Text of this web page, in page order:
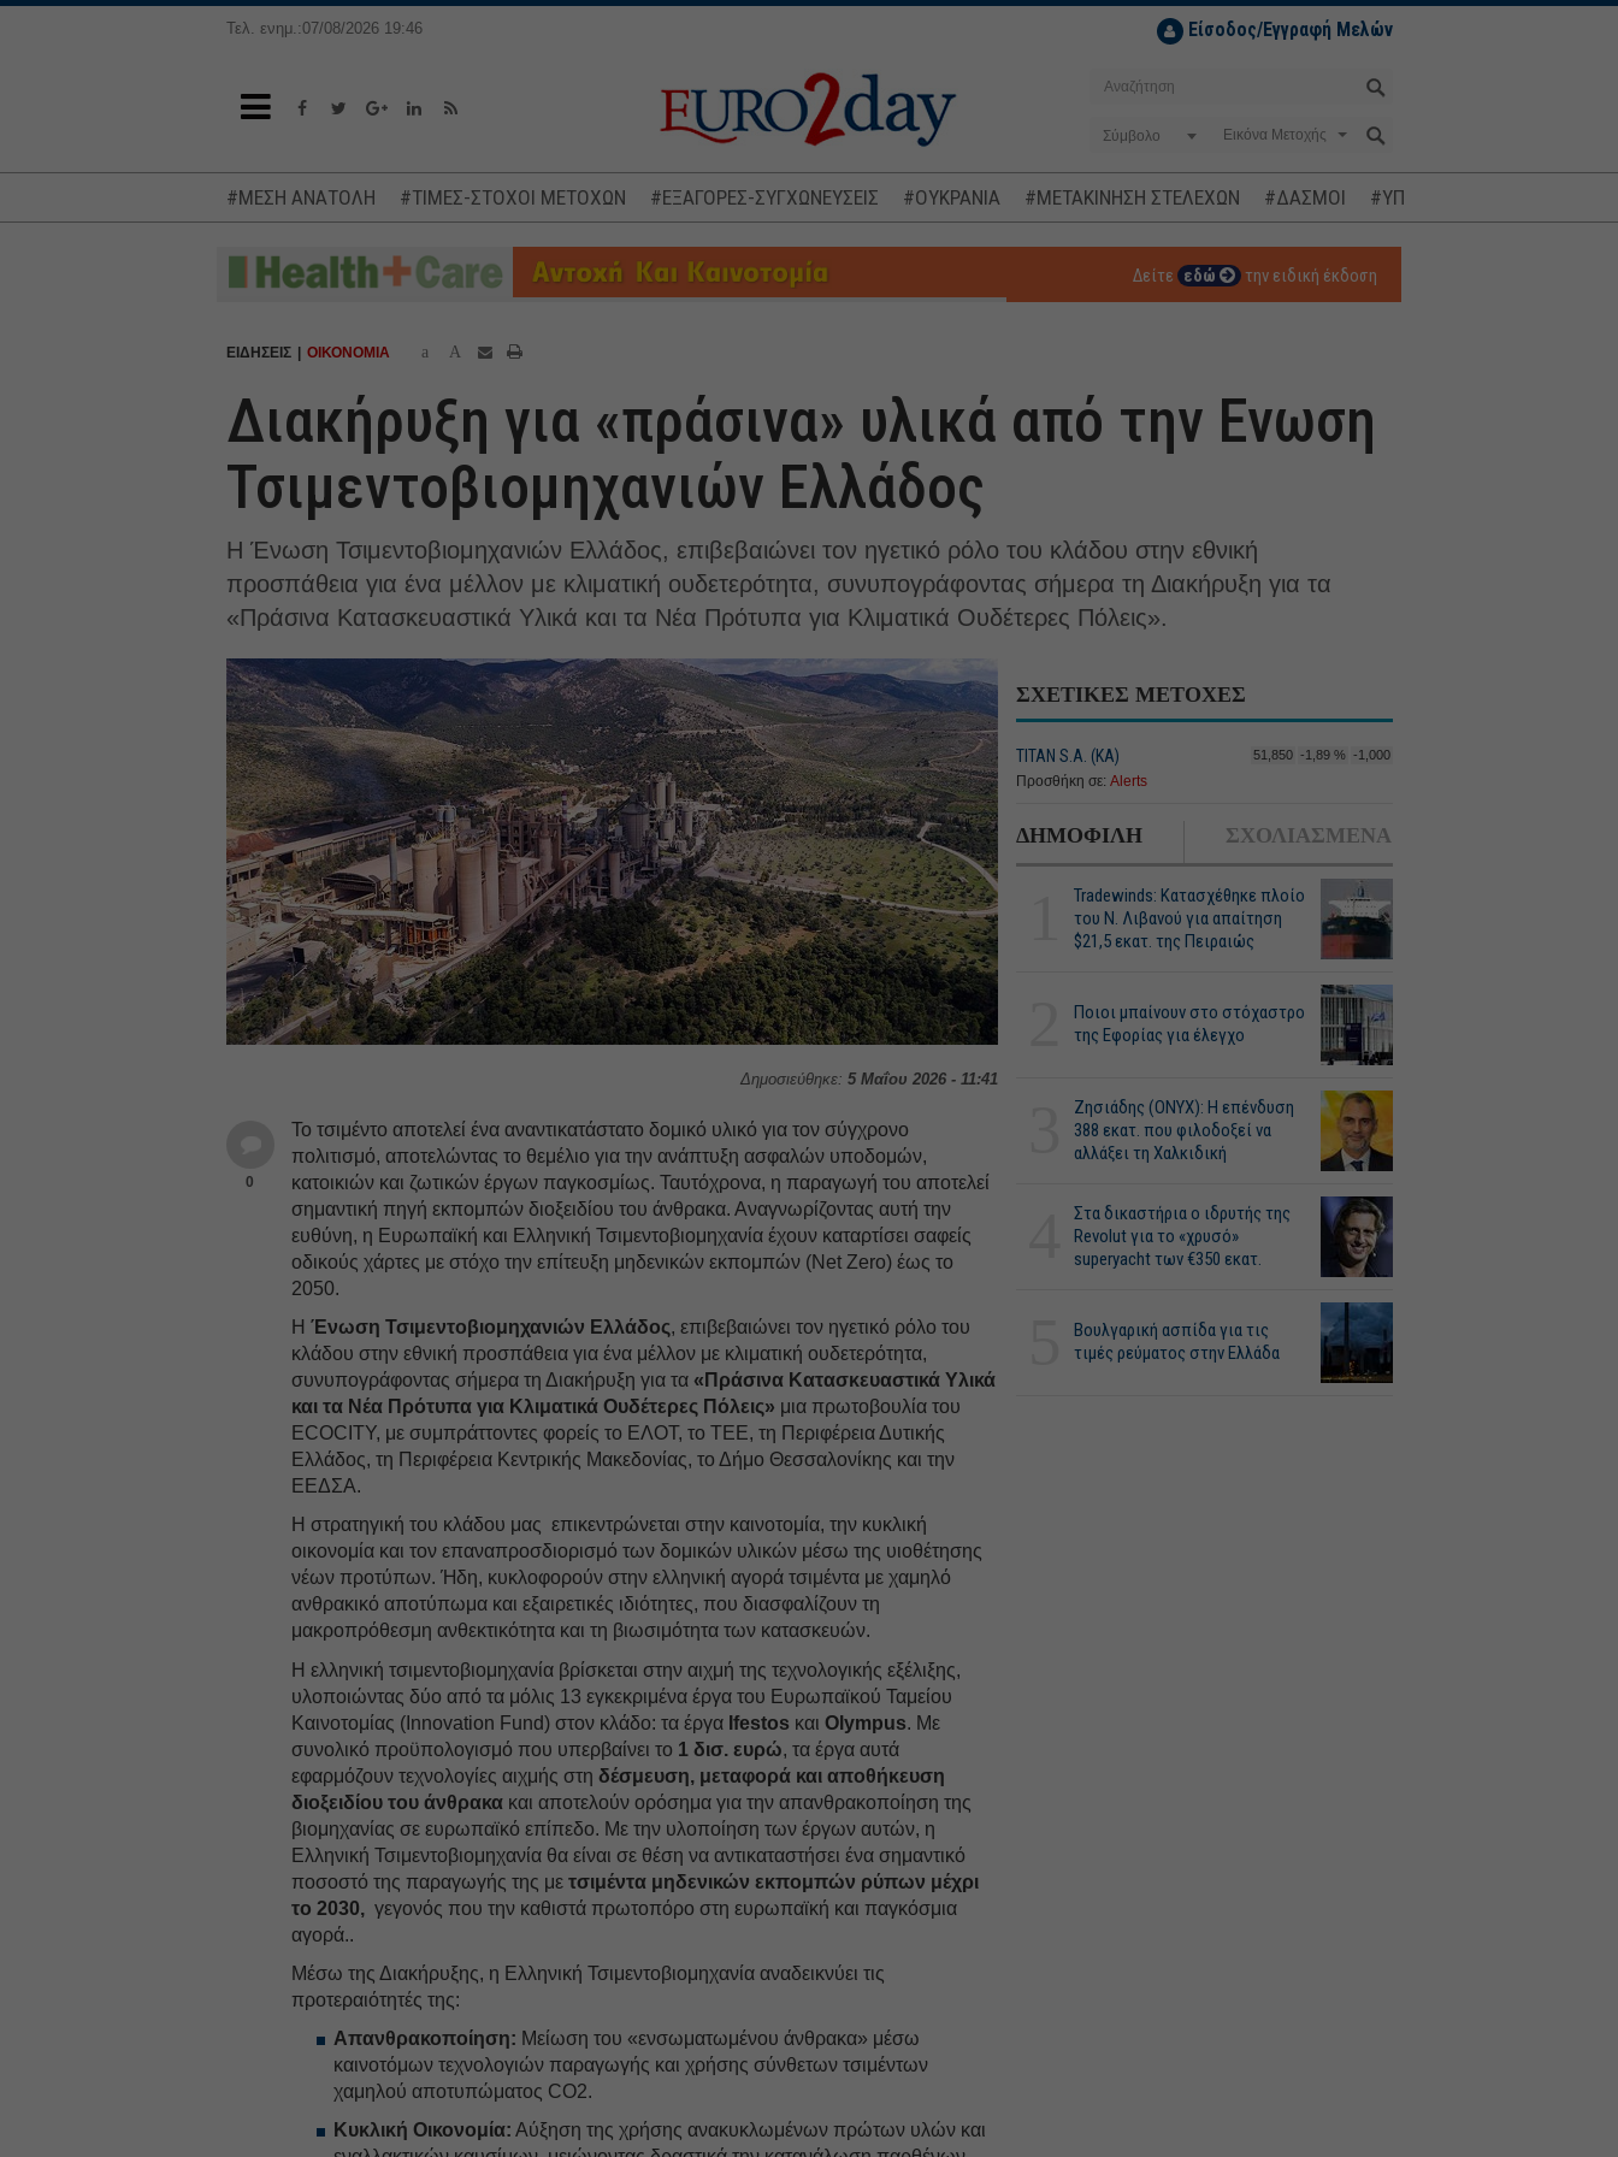
Τελ. ενημ.:07/08/2026 19:46 Είσοδος/Εγγραφή Μελών
Σύμβολο
#ΜΕΣΗ ΑΝΑΤΟΛΗ #ΤΙΜΕΣ-ΣΤΟΧΟΙ ΜΕΤΟΧΩΝ #ΕΞΑΓΟΡΕΣ-ΣΥΓΧΩΝΕΥΣΕΙΣ #ΟΥΚΡΑΝΙΑ #ΜΕΤΑΚΙΝΗΣΗ ΣΤΕΛΕΧΩΝ #ΔΑΣΜΟΙ #ΥΠΟΚΛΟΠΕΣ
Δείτε εδώ την ειδική έκδοση
ΕΙΔΗΣΕΙΣ ΟΙΚΟΝΟΜΙΑ a A
Διακήρυξη για «πράσινα» υλικά από την Ενωση
Τσιμεντοβιομηχανιών Ελλάδος
Η Ένωση Τσιμεντοβιομηχανιών Ελλάδος, επιβεβαιώνει τον ηγετικό ρόλο του κλάδου στην εθνική
προσπάθεια για ένα μέλλον με κλιματική ουδετερότητα, συνυπογράφοντας σήμερα τη Διακήρυξη για τα
«Πράσινα Κατασκευαστικά Υλικά και τα Νέα Πρότυπα για Κλιματικά Ουδέτερες Πόλεις».
Δημοσιεύθηκε: 5 Μαΐου 2026 - 11:41
0
Το τσιμέντο αποτελεί ένα αναντικατάστατο δομικό υλικό για τον σύγχρονο
πολιτισμό, αποτελώντας το θεμέλιο για την ανάπτυξη ασφαλών υποδομών,
κατοικιών και ζωτικών έργων παγκοσμίως. Ταυτόχρονα, η παραγωγή του αποτελεί
σημαντική πηγή εκπομπών διοξειδίου του άνθρακα. Αναγνωρίζοντας αυτή την
ευθύνη, η Ευρωπαϊκή και Ελληνική Τσιμεντοβιομηχανία έχουν καταρτίσει σαφείς
οδικούς χάρτες με στόχο την επίτευξη μηδενικών εκπομπών (Net Zero) έως το
2050.
ΗΈνωση Τσιμεντοβιομηχανιών Ελλάδος, επιβεβαιώνει τον ηγετικό ρόλο του
κλάδου στην εθνική προσπάθεια για ένα μέλλον με κλιματική ουδετερότητα,
συνυπογράφοντας σήμερα τη Διακήρυξη για τα «Πράσινα Κατασκευαστικά Υλικά
και τα Νέα Πρότυπα για Κλιματικά Ουδέτερες Πόλεις» μια πρωτοβουλία του
ECOCITY, με συμπράττοντες φορείς το ΕΛΟΤ, το ΤΕΕ, τη Περιφέρεια Δυτικής
Ελλάδος, τη Περιφέρεια Κεντρικής Μακεδονίας, το Δήμο Θεσσαλονίκης και την
ΕΕΔΣΑ.
Η στρατηγική του κλάδου μας επικεντρώνεται στην καινοτομία, την κυκλική
οικονομία και τον επαναπροσδιορισμό των δομικών υλικών μέσω της υιοθέτησης
νέων προτύπων. Ήδη, κυκλοφορούν στην ελληνική αγορά τσιμέντα με χαμηλό
ανθρακικό αποτύπωμα και εξαιρετικές ιδιότητες, που διασφαλίζουν τη
μακροπρόθεσμη ανθεκτικότητα και τη βιωσιμότητα των κατασκευών.
Η ελληνική τσιμεντοβιομηχανία βρίσκεται στην αιχμή της τεχνολογικής εξέλιξης,
υλοποιώντας δύο από τα μόλις 13 εγκεκριμένα έργα του Ευρωπαϊκού Ταμείου
Καινοτομίας (Innovation Fund) στον κλάδο: τα έργα Ifestos καιOlympus. Με
συνολικό προϋπολογισμό που υπερβαίνει το 1 δισ. ευρώ, τα έργα αυτά
εφαρμόζουν τεχνολογίες αιχμής στηδέσμευση, μεταφορά και αποθήκευση
διοξειδίου του άνθρακα και αποτελούν ορόσημα για την απανθρακοποίηση της
βιομηχανίας σε ευρωπαϊκό επίπεδο. Με την υλοποίηση των έργων αυτών, η
Ελληνική Τσιμεντοβιομηχανία θα είναι σε θέση να αντικαταστήσει ένα σημαντικό
ποσοστό της παραγωγής της μετσιμέντα μηδενικών εκπομπών ρύπων μέχρι
το 2030, γεγονός που την καθιστά πρωτοπόρο στη ευρωπαϊκή και παγκόσμια
αγορά..
Μέσω της Διακήρυξης, η Ελληνική Τσιμεντοβιομηχανία αναδεικνύει τις
προτεραιότητές της:
Απανθρακοποίηση: Μείωση του «ενσωματωμένου άνθρακα» μέσω
καινοτόμων τεχνολογιών παραγωγής και χρήσης σύνθετων τσιμέντων
χαμηλού αποτυπώματος CO2.
Κυκλική Οικονομία: Αύξηση της χρήσης ανακυκλωμένων πρώτων υλών και
ΣΧΕΤΙΚΕΣ ΜΕΤΟΧΕΣ
TITAN S.A. (ΚΑ) 51,850 -1,89 % -1,000
Προσθήκη σε: Alerts
ΔΗΜΟΦΙΛΗ ΣΧΟΛΙΑΣΜΕΝΑ
Tradewinds: Κατασχέθηκε πλοίο
του Ν. Λιβανού για απαίτηση
$21,5 εκατ. της Πειραιώς
Ποιοι μπαίνουν στο στόχαστρο
της Εφορίας για έλεγχο
Ζησιάδης (ONYX): Η επένδυση
388 εκατ. που φιλοδοξεί να
αλλάξει τη Χαλκιδική
Στα δικαστήρια ο ιδρυτής της
Revolut για το «χρυσό»
superyacht των €350 εκατ.
Βουλγαρική ασπίδα για τις
τιμές ρεύματος στην Ελλάδα